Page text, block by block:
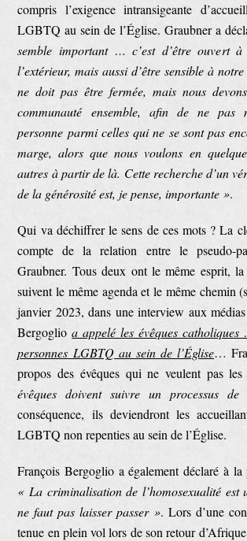
compris l’exigence intransigeante
LGBTQ au sein de l’Église. Graubner a
semble important … c’est d’être ouvert
l’extérieur, mais aussi d’être sensible à
ne doit pas être fermée, mais nous
communauté ensemble, afin de ne pas
personne parmi celles qui ne se sont pas
marge, alors que nous voulons en
autres à partir de là. Cette recherche d’un
de la générosité est, je pense, importante ».
Qui va déchiffrer le sens de ces mots ? La
compte de la relation entre le pseudo-
Graubner. Tous deux ont le même esprit, la
suivent le même agenda et le même chemin
janvier 2023, dans une interview aux
Bergoglioa appelé les évêques
personnes LGBTQ au sein de l’Église…
propos des évêques qui ne veulent pas
évêques doivent suivre un processus de
conséquence, ils deviendront les
LGBTQ non repenties au sein de l’Église.
François Bergoglio a également déclaré à la
« La criminalisation de l’homosexualité est
ne faut pas laisser passer ». Lors d’une
tenue en plein vol lors de son retour